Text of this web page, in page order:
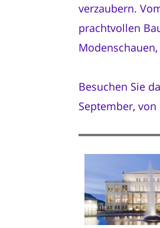
verzaubern.
prachtvollen
Besuchen Sie
September,